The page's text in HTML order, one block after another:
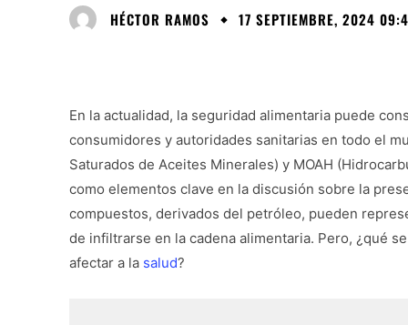
HÉCTOR RAMOS 17 SEPTIEMBRE, 2024
En la actualidad, la seguridad alimentaria puede
consumidores y autoridades sanitarias en todo el
Saturados de Aceites Minerales) y MOAH
como elementos clave en la discusión sobre la
compuestos, derivados del petróleo, pueden
de infiltrarse en la cadena alimentaria. Pero, ¿qué
afectar a la salud?